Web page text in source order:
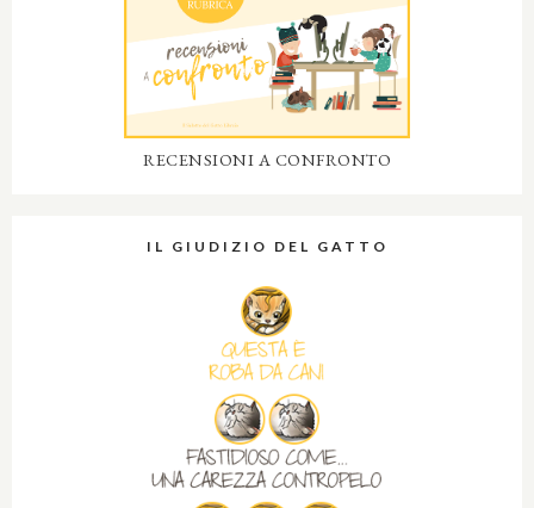
RECENSIONI A CONFRONTO
IL GIUDIZIO DEL GATTO